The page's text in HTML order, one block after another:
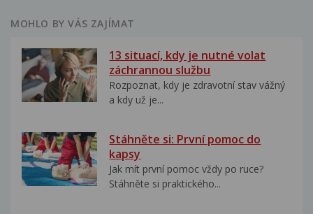
MOHLO BY VÁS ZAJÍMAT
13 situací, kdy je nutné volat
záchrannou službu
Rozpoznat, kdy je zdravotní stav vážný
a kdy už je...
Stáhněte si: První pomoc do
kapsy
Jak mít první pomoc vždy po ruce?
Stáhněte si praktického...